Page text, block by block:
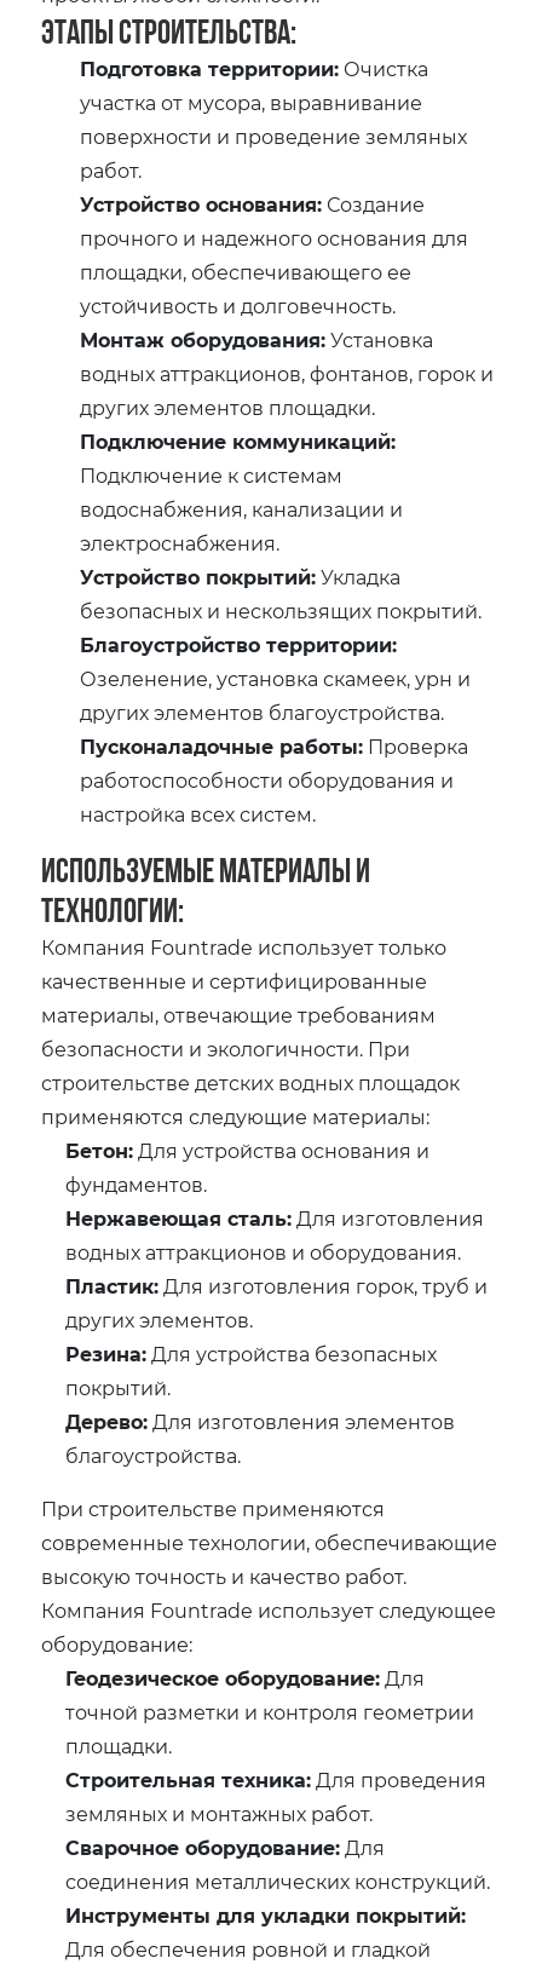
Этапы строительства:
Подготовка территории: Очистка
участка от мусора, выравнивание
поверхности и проведение земляных
работ.
Устройство основания: Создание
прочного и надежного основания для
площадки, обеспечивающего ее
устойчивость и долговечность.
Монтаж оборудования:Установка
водных аттракционов, фонтанов, горок и
других элементов площадки.
Подключение коммуникаций:
Подключение к системам
водоснабжения, канализации и
электроснабжения.
Устройство покрытий:Укладка
безопасных и нескользящих покрытий.
Благоустройство территории:
Озеленение, установка скамеек, урн и
других элементов благоустройства.
Пусконаладочные работы: Проверка
работоспособности оборудования и
настройка всех систем.
Используемые материалы и
технологии:
Компания Fountrade использует только
качественные и сертифицированные
материалы, отвечающие требованиям
безопасности и экологичности. При
строительстве детских водных площадок
применяются следующие материалы:
Бетон:Для устройства основания и
фундаментов.
Нержавеющая сталь:Для изготовления
водных аттракционов и оборудования.
Пластик:Для изготовления горок, труб и
других элементов.
Резина:Для устройства безопасных
покрытий.
Дерево:Для изготовления элементов
благоустройства.
При строительстве применяются
современные технологии, обеспечивающие
высокую точность и качество работ.
Компания Fountrade использует следующее
оборудование:
Геодезическое оборудование:Для
точной разметки и контроля геометрии
площадки.
Строительная техника:Для проведения
земляных и монтажных работ.
Сварочное оборудование:Для
соединения металлических конструкций.
Инструменты для укладки покрытий:
Для обеспечения ровной и гладкой